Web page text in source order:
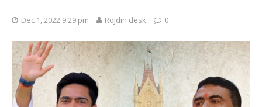
Dec 1, 2022 9:29 pm Rojdin desk 0